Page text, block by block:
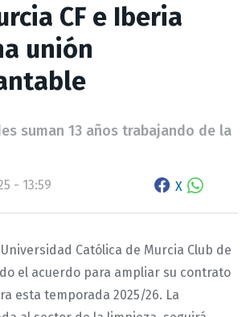
CF e Iberia
unión
suman 13 años trabajando de la
- 13:59 X
Católica de Murcia Club de
el acuerdo para ampliar su contrato
esta temporada 2025/26. La